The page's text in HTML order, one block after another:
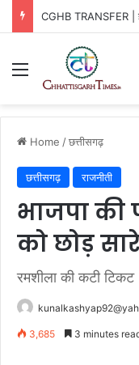
CGHB TRANSFER |
Menu
Home /छत्तीसगढ़
छत्तीसगढ़ राजनीती
भाजपा की
को छोड़
रमशीला की कटी टिकट
3,685 3 minutes